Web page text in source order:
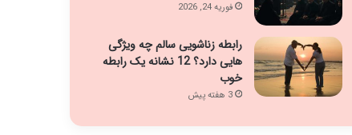
فوریه 24, 2026
رابطه زناشویی سالم چه ویژگی
هایی دارد؟ 12 نشانه یک رابطه
خوب
3 هفته پیش